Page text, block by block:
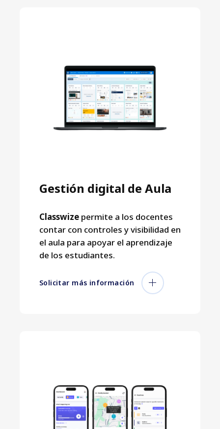
Gestión digital de Aula
Classwizepermite a los docentes
contar con controles y visibilidad en
el aula para apoyar el aprendizaje
de los estudiantes.
Solicitar más información